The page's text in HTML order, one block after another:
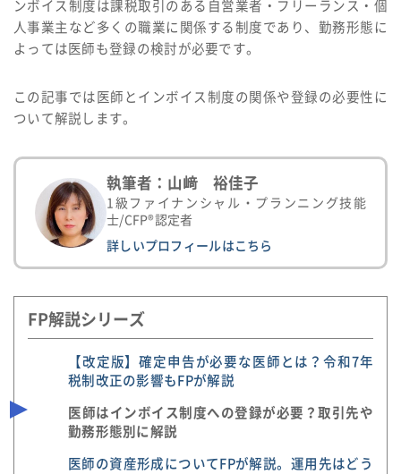
ンボイス制度は課税取引のある自営業者・フリーランス・個
人事業主など多くの職業に関係する制度であり、勤務形態に
よっては医師も登録の検討が必要です。
この記事では医師とインボイス制度の関係や登録の必要性に
ついて解説します。
執筆者：山﨑 裕佳子
1級ファイナンシャル・プランニング技能
士/CFP®認定者
詳しいプロフィールはこちら
FP解説シリーズ
【改定版】確定申告が必要な医師とは？令和7年
税制改正の影響もFPが解説
医師はインボイス制度への登録が必要？取引先や
勤務形態別に解説
医師の資産形成についてFPが解説。運用先はどう